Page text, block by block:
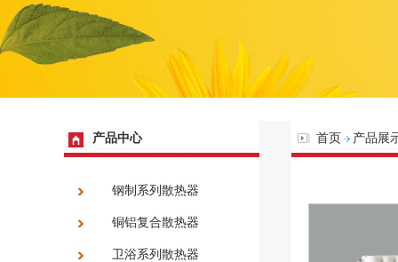
产品中心
钢制系列散热器
铜铝复合散热器
卫浴系列散热器
首页 产品展